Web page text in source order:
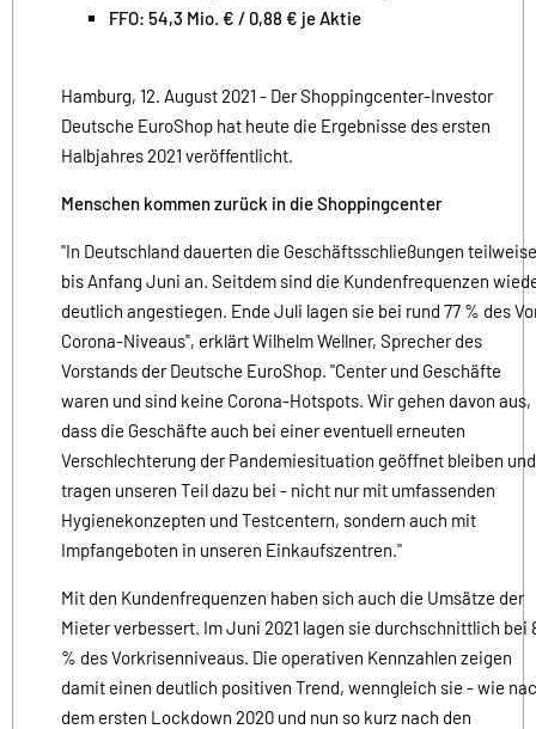
FFO: 54,3 Mio. € / 0,88 € je Aktie
Hamburg, 12. August 2021 - Der Shoppingcenter-Investor
Deutsche EuroShop hat heute die Ergebnisse des ersten
Halbjahres 2021 veröffentlicht.
Menschen kommen zurück in die Shoppingcenter
"In Deutschland dauerten die Geschäftsschließungen teilweise
bis Anfang Juni an. Seitdem sind die Kundenfrequenzen
deutlich angestiegen. Ende Juli lagen sie bei rund 77 % des
Corona-Niveaus", erklärt Wilhelm Wellner, Sprecher des
Vorstands der Deutsche EuroShop. "Center und Geschäfte
waren und sind keine Corona-Hotspots. Wir gehen davon aus,
dass die Geschäfte auch bei einer eventuell erneuten
Verschlechterung der Pandemiesituation geöffnet bleiben und
tragen unseren Teil dazu bei - nicht nur mit umfassenden
Hygienekonzepten und Testcentern, sondern auch mit
Impfangeboten in unseren Einkaufszentren."
Mit den Kundenfrequenzen haben sich auch die Umsätze der
Mieter verbessert. Im Juni 2021 lagen sie durchschnittlich bei
% des Vorkrisenniveaus. Die operativen Kennzahlen zeigen
damit einen deutlich positiven Trend, wenngleich sie - wie
dem ersten Lockdown 2020 und nun so kurz nach den